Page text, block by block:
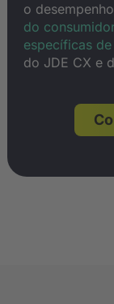
o
do
específicas
do JDE CX e